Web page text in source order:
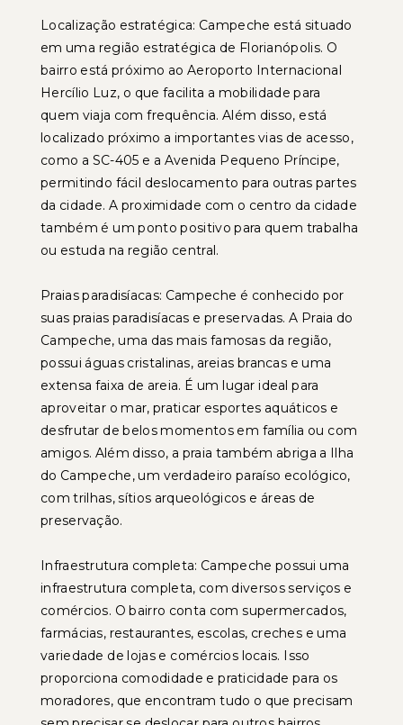
Localização estratégica: Campeche está situado
em uma região estratégica de Florianópolis. O
bairro está próximo ao Aeroporto Internacional
Hercílio Luz, o que facilita a mobilidade para
quem viaja com frequência. Além disso, está
localizado próximo a importantes vias de acesso,
como a SC-405 e a Avenida Pequeno Príncipe,
permitindo fácil deslocamento para outras partes
da cidade. A proximidade com o centro da cidade
também é um ponto positivo para quem trabalha
ou estuda na região central.
Praias paradisíacas: Campeche é conhecido por
suas praias paradisíacas e preservadas. A Praia do
Campeche, uma das mais famosas da região,
possui águas cristalinas, areias brancas e uma
extensa faixa de areia. É um lugar ideal para
aproveitar o mar, praticar esportes aquáticos e
desfrutar de belos momentos em família ou com
amigos. Além disso, a praia também abriga a Ilha
do Campeche, um verdadeiro paraíso ecológico,
com trilhas, sítios arqueológicos e áreas de
preservação.
Infraestrutura completa: Campeche possui uma
infraestrutura completa, com diversos serviços e
comércios. O bairro conta com supermercados,
farmácias, restaurantes, escolas, creches e uma
variedade de lojas e comércios locais. Isso
proporciona comodidade e praticidade para os
moradores, que encontram tudo o que precisam